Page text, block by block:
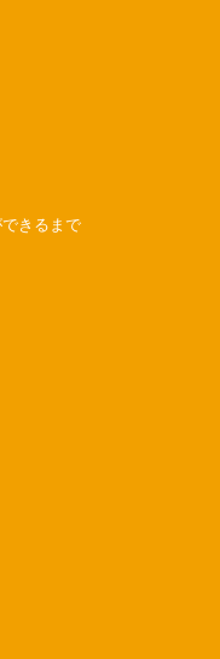
きるまで